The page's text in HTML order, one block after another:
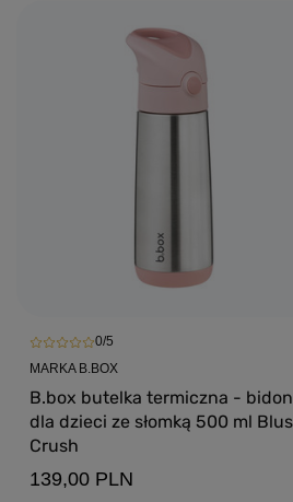
0/5
MARKA B.BOX
B.box butelka termiczna - bidon
dla dzieci ze słomką 500 ml Blush
Crush
139,00 PLN